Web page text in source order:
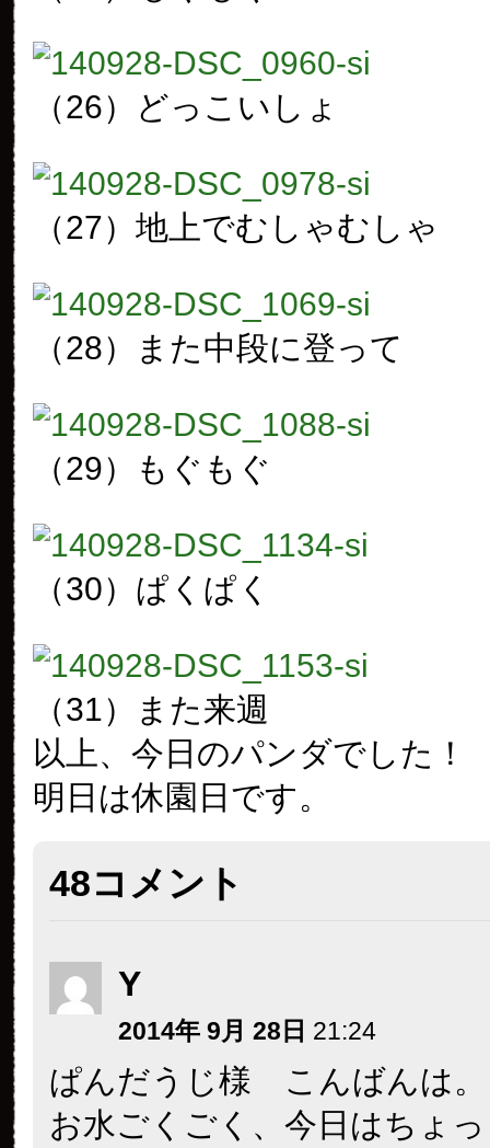
（26）どっこいしょ
（27）地上でむしゃむしゃ
（28）また中段に登って
（29）もぐもぐ
（30）ぱくぱく
（31）また来週
以上、今日のパンダでした！
明日は休園日です。
48コメント
Y
2014年 9月 28日 21:24
ぱんだうじ様 こんばんは。
お水ごくごく、今日はちょ